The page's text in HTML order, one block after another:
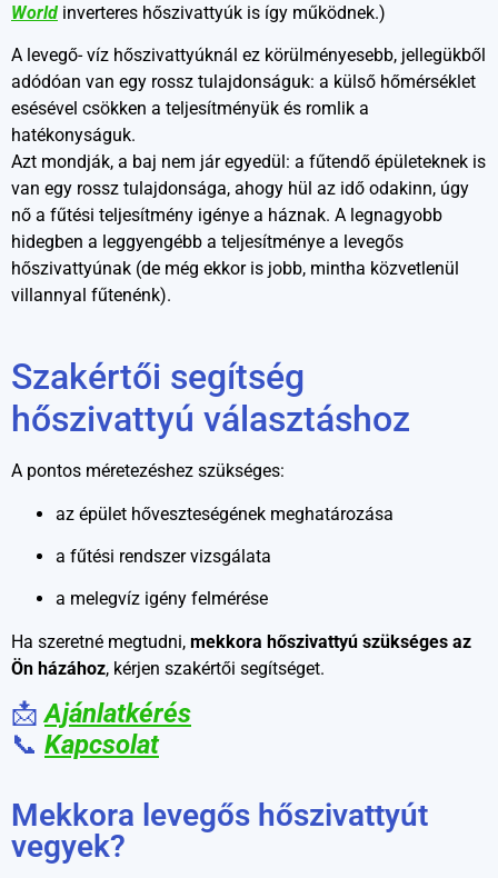
World inverteres hőszivattyúk is így működnek.)
A levegő- víz hőszivattyúknál ez körülményesebb, jellegükből
adódóan van egy rossz tulajdonságuk: a külső hőmérséklet
esésével csökken a teljesítményük és romlik a
hatékonyságuk.
Azt mondják, a baj nem jár egyedül: a fűtendő épületeknek is
van egy rossz tulajdonsága, ahogy hül az idő odakinn, úgy
nő a fűtési teljesítmény igénye a háznak. A legnagyobb
hidegben a leggyengébb a teljesítménye a levegős
hőszivattyúnak (de még ekkor is jobb, mintha közvetlenül
villannyal fűtenénk).
Szakértői segítség
hőszivattyú választáshoz
A pontos méretezéshez szükséges:
az épület hőveszteségének meghatározása
a fűtési rendszer vizsgálata
a melegvíz igény felmérése
Ha szeretné megtudni, mekkora hőszivattyú szükséges az
Ön házához, kérjen szakértői segítséget.
📩Ajánlatkérés
📞 Kapcsolat
Mekkora levegős hőszivattyút
vegyek?